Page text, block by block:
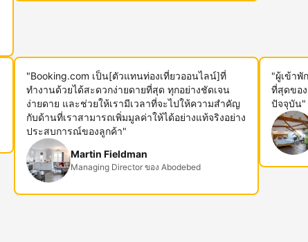
"Booking.com เป็น[ตัวแทนท่องเที่ยวออนไลน์]ที่
ทำงานด้วยได้สะดวกง่ายดายที่สุด ทุกอย่างชัดเจน
ง่ายดาย และช่วยให้เรามีเวลาที่จะไปให้ความสำคัญ
กับด้านที่เราสามารถเพิ่มมูลค่าให้ได้อย่างแท้จริงอย่าง
ประสบการณ์ของลูกค้า"
Martin Fieldman
Managing Director ของ Abodebed
"ผู้เข้าพั
ที่สุดของ
ปัจจุบัน"